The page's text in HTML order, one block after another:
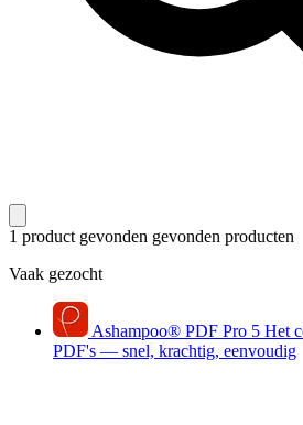
1 product gevonden gevonden producten
Vaak gezocht
Ashampoo® PDF Pro 5 Het
PDF's — snel, krachtig, eenvoudig